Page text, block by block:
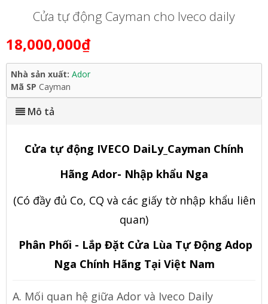
Cửa tự động Cayman cho Iveco daily
18,000,000₫
Nhà sản xuất: Ador
Mã SP Cayman
Mô tả
Cửa tự động IVECO DaiLy_Cayman Chính
Hãng Ador- Nhập khẩu Nga
(Có đầy đủ Co, CQ và các giấy tờ nhập khẩu liên
quan)
Phân Phối - Lắp Đặt Cửa Lùa Tự Động Adop
Nga Chính Hãng Tại Việt Nam
A. Mối quan hệ giữa Ador và Iveco Daily